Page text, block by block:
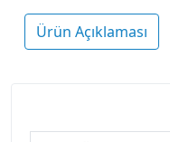
Ürün Açıklaması